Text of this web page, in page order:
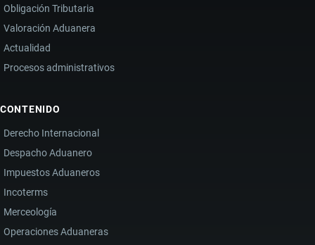
Obligación Tributaria
Valoración Aduanera
Actualidad
Procesos administrativos
CONTENIDO
Derecho Internacional
Despacho Aduanero
Impuestos Aduaneros
Incoterms
Merceología
Operaciones Aduaneras